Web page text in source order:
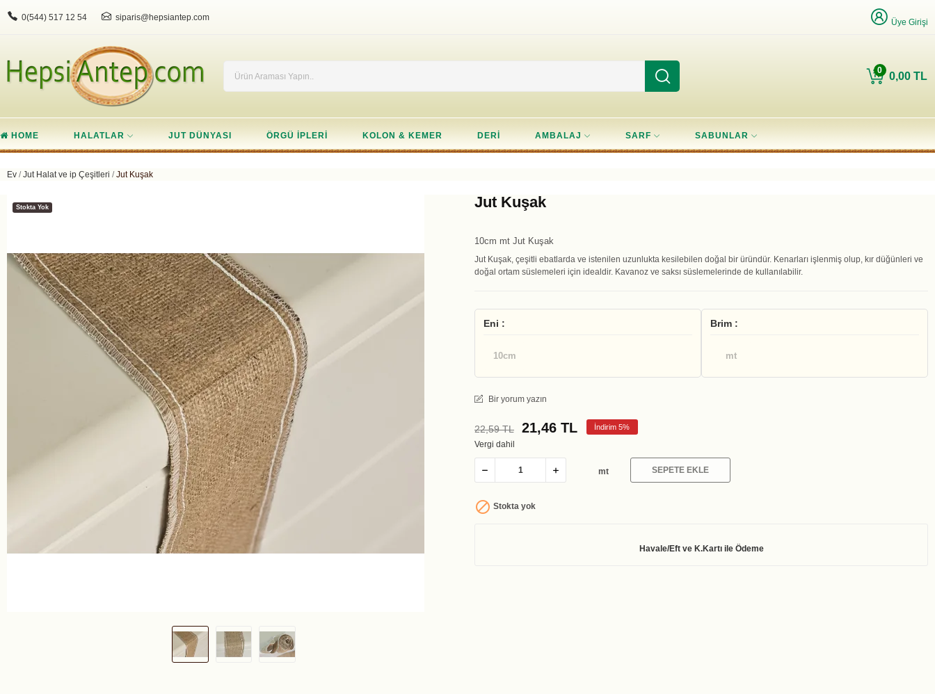
0(544) 517 12 54 siparis@hepsiantep.com
Üye Girişi
0,00 TL
0
HOME HALATLAR JUT DÜNYASI ÖRGÜ IPLERI KOLON & KEMER DERI AMBALAJ SARF SABUNLAR
Ev Jut Halat ve ip Çeşitleri Jut Kuşak
Stokta Yok Jut Kuşak
10cm mt Jut Kuşak
Jut Kuşak, çeşitli ebatlarda ve istenilen uzunlukta kesilebilen doğal bir üründür. Kenarları işlenmiş olup, kır düğünleri ve
doğal ortam süslemeleri için idealdir. Kavanoz ve saksı süslemelerinde de kullanılabilir.
Eni :
10cm
Brim :
mt
Bir yorum yazın
22,59 TL 21,46 TL İndirim 5%
Vergi dahil
mt SEPETE EKLE
 Stokta yok